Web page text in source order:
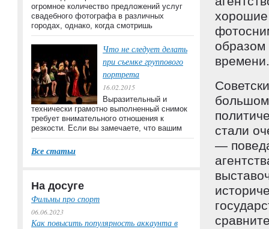
хорошие
образом
времени.
большом
стали
—
огромное количество предложений услуг
свадебного фотографа в различных
городах, однако, когда смотришь
Что не следует делать
при съемке группового
портрета
16.02.2015
Выразительный и
технически грамотно выполненный снимок
требует внимательного отношения к
резкости. Если вы замечаете, что вашим
Все статьи
На досуге
Фильмы про спорт
06.06.2023
Как повысить популярность аккаунта в